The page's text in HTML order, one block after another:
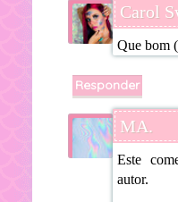
Carol
Que bom
Responder
MA.
Este
autor.